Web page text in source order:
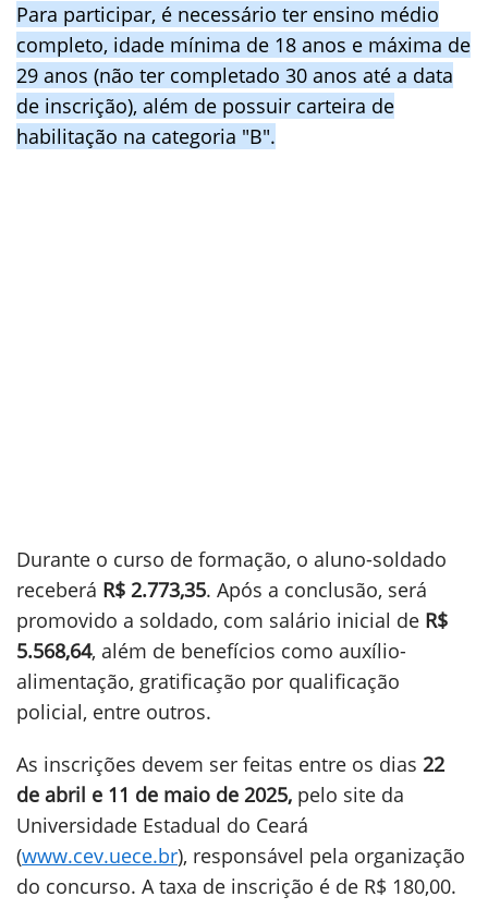
Para participar, é necessário ter ensino médio
completo, idade mínima de 18 anos e máxima de
29 anos (não ter completado 30 anos até a data
de inscrição), além de possuir carteira de
habilitação na categoria "B".
Durante o curso de formação, o aluno-soldado
receberá R$ 2.773,35. Após a conclusão, será
promovido a soldado, com salário inicial de R$
5.568,64, além de benefícios como auxílio-
alimentação, gratificação por qualificação
policial, entre outros.
As inscrições devem ser feitas entre os dias 22
de abril e 11 de maio de 2025, pelo site da
Universidade Estadual do Ceará
(www.cev.uece.br), responsável pela organização
do concurso. A taxa de inscrição é de R$ 180,00.